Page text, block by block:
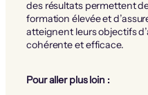
des résultats permettent
formation élevée et
atteignent leurs objectifs
cohérente et efficace.
Pour aller plus loin :